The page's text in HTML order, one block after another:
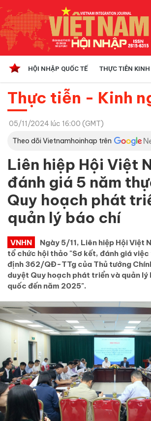
HỘI NHẬP QUỐC TẾ THỰC TIỄN
Thực tiễn - Kinh
05/11/2024 lúc 16:00 (GMT)
Theo dõi Vietnamhoinhap trên
Liên hiệp Hội Việt
đánh giá 5 năm
Quy hoạch phát
quản lý báo chí
VNHN
Ngày 5/11, Liên hiệp Hội Việt
tổ chức hội thảo "Sơ kết, đánh giá
định 362/QĐ-TTg của Thủ tướng
duyệt Quy hoạch phát triển và quản
quốc đến năm 2025".